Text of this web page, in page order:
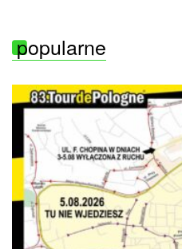
popularne